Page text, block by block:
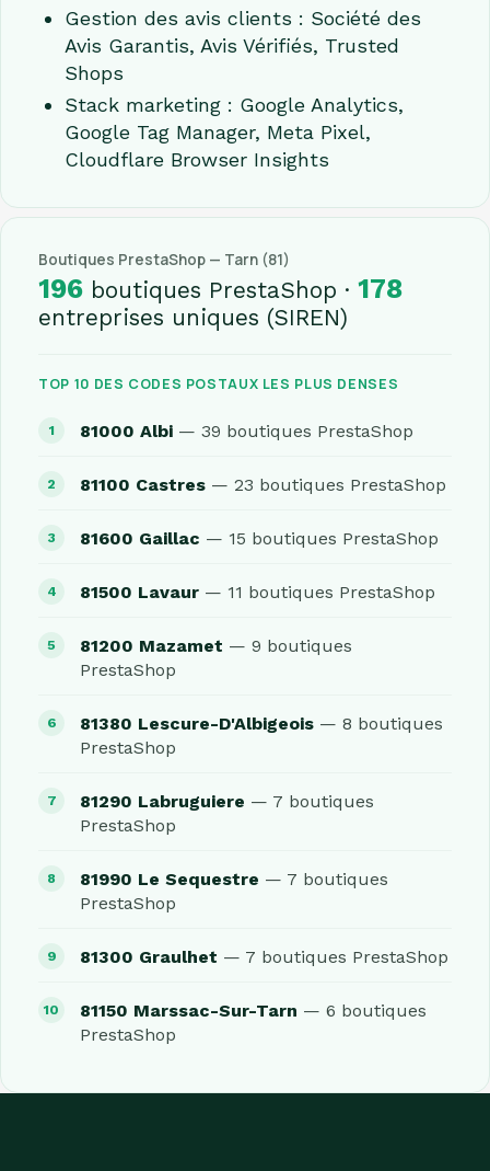
Gestion des avis clients : Société des
Avis Garantis, Avis Vérifiés, Trusted
Shops
Stack marketing : Google Analytics,
Google Tag Manager, Meta Pixel,
Cloudflare Browser Insights
Boutiques PrestaShop — Tarn (81)
196 boutiques PrestaShop ·178
entreprises uniques (SIREN)
TOP 10 DES CODES POSTAUX LES PLUS DENSES
81000 Albi — 39 boutiques PrestaShop
81100 Castres — 23 boutiques PrestaShop
81600 Gaillac — 15 boutiques PrestaShop
81500 Lavaur — 11 boutiques PrestaShop
81200 Mazamet — 9 boutiques
PrestaShop
81380 Lescure-D'Albigeois — 8 boutiques
PrestaShop
81290 Labruguiere — 7 boutiques
PrestaShop
81990 Le Sequestre — 7 boutiques
PrestaShop
81300 Graulhet — 7 boutiques PrestaShop
81150 Marssac-Sur-Tarn — 6 boutiques
PrestaShop